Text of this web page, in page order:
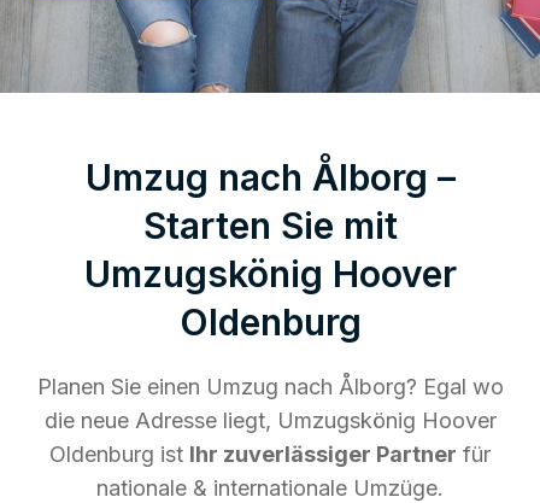
Umzug nach Ålborg –
Starten Sie mit
Umzugskönig Hoover
Oldenburg
Planen Sie einen Umzug nach Ålborg? Egal wo
die neue Adresse liegt, Umzugskönig Hoover
Oldenburg ist Ihr zuverlässiger Partner für
nationale & internationale Umzüge.